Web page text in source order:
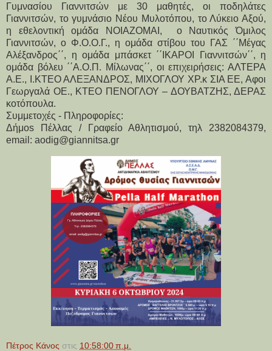
Γυμνασίου Γιαννιτσών με 30 μαθητές, οι ποδηλάτες
Γιαννιτσών, το γυμνάσιο Νέου Μυλοτόπου, το Λύκειο Αξού,
η εθελοντική ομάδα ΝΟΙΑΖΟΜΑΙ,  ο Ναυτικός Όμιλος
Γιαννιτσών, ο Φ.Ο.Ο.Γ., η ομάδα στίβου του ΓΑΣ ΄΄Μέγας
Αλέξανδρος΄΄, η ομάδα μπάσκετ ΄΄ΙΚΑΡΟΙ Γιαννιτσών΄΄, η
ομάδα βόλευ ΄΄Α.Ο.Π. Μίλωνας΄΄, οι επιχειρήσεις: ΑΛΤΕΡΑ
Α.Ε., Ι.ΚΤΕΟ ΑΛΕΞΑΝΔΡΟΣ, ΜΙΧΟΓΛΟΥ ΧΡ.κ ΣΙΑ ΕΕ, Αφοι
Γεωργαλά ΟΕ., ΚΤΕΟ ΠΕΝΟΓΛΟΥ – ΔΟΥΒΑΤΖΗΣ, ΔΕΡΑΣ
κοτόπουλα.
Συμμετοχές - Πληροφορίες:
Δήμοs Πέλλας / Γραφείο Αθλητισμού, τηλ 2382084379,
email: aodig@giannitsa.gr
Πέτρος Κάνος στις 10:58:00 π.μ.